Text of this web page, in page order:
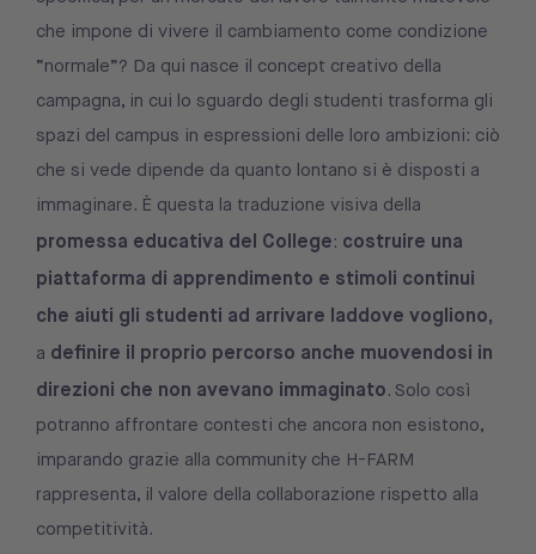
che impone di vivere il cambiamento come condizione
“normale”? Da qui nasce il concept creativo della
campagna, in cui lo sguardo degli studenti trasforma gli
spazi del campus in espressioni delle loro ambizioni: ciò
che si vede dipende da quanto lontano si è disposti a
immaginare. È questa la traduzione visiva della
promessa educativa del College: costruire una
piattaforma di apprendimento e stimoli continui
che aiuti gli studenti ad arrivare laddove vogliono,
a definire il proprio percorso anche muovendosi in
direzioni che non avevano immaginato. Solo così
potranno affrontare contesti che ancora non esistono,
imparando grazie alla community che H-FARM
rappresenta, il valore della collaborazione rispetto alla
competitività.